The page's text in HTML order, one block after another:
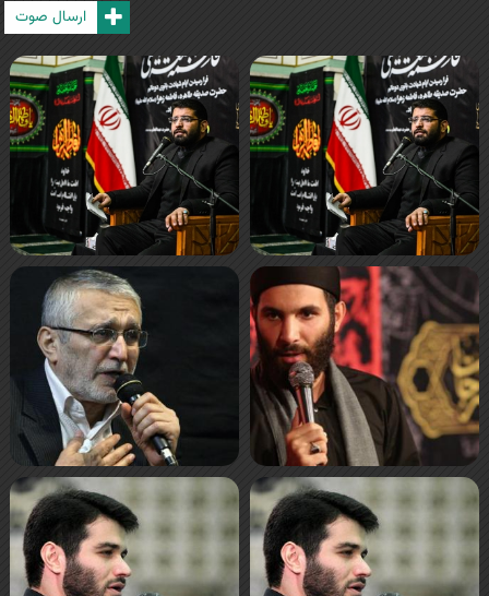
ارسال صوت
صفحه‌ها